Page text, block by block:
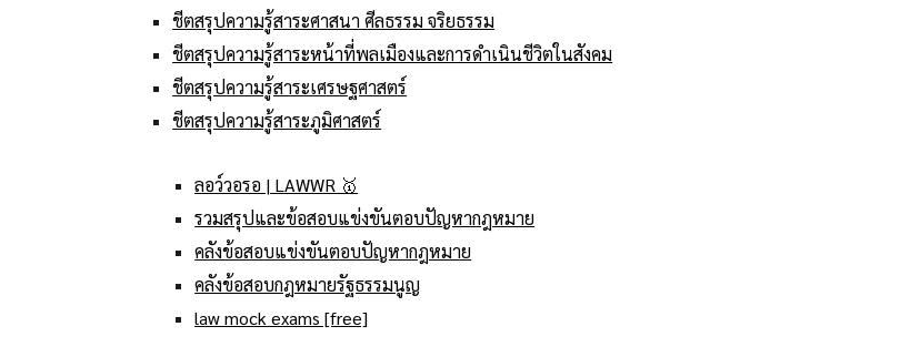
ชีตสรุปความรู้สาระศาสนา ศีลธรรม จริยธรรม
ชีตสรุปความรู้สาระหน้าที่พลเมืองและการดำเนินชีวิตในสังคม
ชีตสรุปความรู้สาระเศรษฐศาสตร์
ชีตสรุปความรู้สาระภูมิศาสตร์
ลอว์วอรอ | LAWWR 🥇
รวมสรุปและข้อสอบแข่งขันตอบปัญหากฎหมาย
คลังข้อสอบแข่งขันตอบปัญหากฎหมาย
คลังข้อสอบกฎหมายรัฐธรรมนูญ
law mock exams [free]